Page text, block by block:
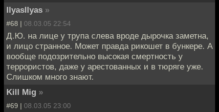
IlyasIlyas »
#68 | 08.03.05 22:54
Д.Ю. на лице у трупа слева вроде дырочка заметна,
и лицо странное. Может правда рикошет в бункере. А
вообще подозрительно высокая смертность у
террористов, даже у арестованных и в тюряге уже.
Слишком много знают.
Kill Mig »
#69 | 08.03.05 23:00